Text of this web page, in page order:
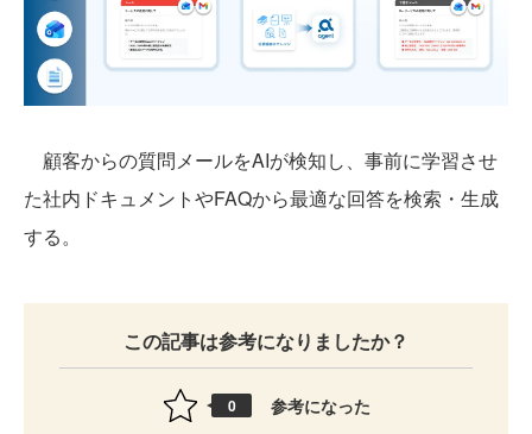
顧客からの質問メールをAIが検知し、事前に学習させ
た社内ドキュメントやFAQから最適な回答を検索・生成
する。
この記事は参考になりましたか？
0 参考になった